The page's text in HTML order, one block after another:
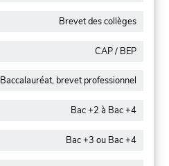
Brevet des collèges
CAP / BEP
Baccalauréat, brevet professionnel
Bac +2 à Bac +4
Bac +3 ou Bac +4